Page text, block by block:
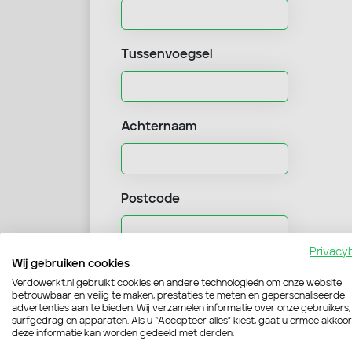
Tussenvoegsel
Achternaam
Postcode
Wij gebruiken cookies
Verdowerkt.nl gebruikt cookies en andere technologieën om onze website
betrouwbaar en veilig te maken, prestaties te meten en gepersonaliseerde
advertenties aan te bieden. Wij verzamelen informatie over onze gebruikers,
surfgedrag en apparaten. Als u “Accepteer alles” kiest, gaat u ermee
deze informatie kan worden gedeeld met derden.